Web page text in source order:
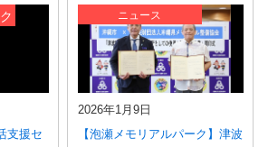
支援セ
ニュース
2026年1月9日
【泡瀬メモリアルパーク】津波